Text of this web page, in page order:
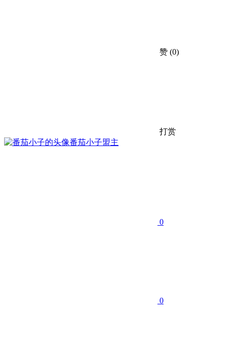
赞 (0)
打赏
番茄小子盟主
0
0